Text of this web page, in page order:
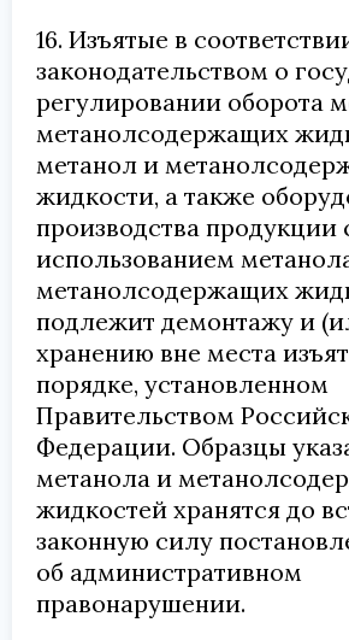
16. Изъятые в
законодательством о
регулировании оборота
метанолсодержащих
метанол и
жидкости, а также
производства продукции
использованием
метанолсодержащих
подлежит демонтажу и
хранению вне места
порядке, установленном
Правительством
Федерации. Образцы
метанола и
жидкостей хранятся до
законную силу
об административном
правонарушении.